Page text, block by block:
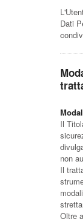
Dati
Il
non
Il
Oltre